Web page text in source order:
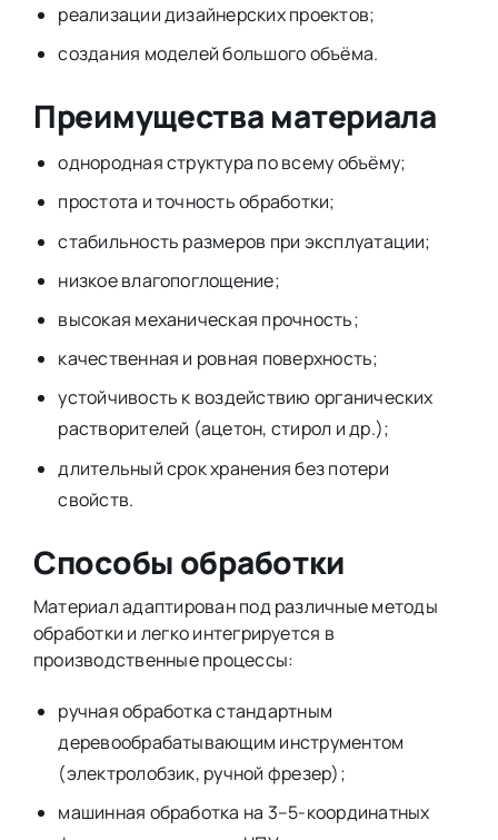
реализации дизайнерских проектов;
создания моделей большого объёма.
Преимущества материала
однородная структура по всему объёму;
простота и точность обработки;
стабильность размеров при эксплуатации;
низкое влагопоглощение;
высокая механическая прочность;
качественная и ровная поверхность;
устойчивость к воздействию органических
растворителей (ацетон, стирол и др.);
длительный срок хранения без потери
свойств.
Способы обработки
Материал адаптирован под различные методы
обработки и легко интегрируется в
производственные процессы:
ручная обработка стандартным
деревообрабатывающим инструментом
(электролобзик, ручной фрезер);
машинная обработка на 3–5-координатных